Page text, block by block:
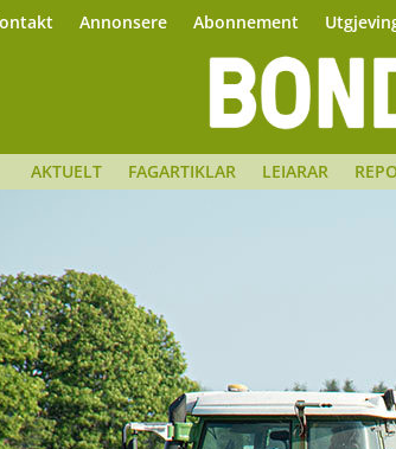
Annonsere Abonnement
AKTUELT FAGARTIKLAR LEIARAR